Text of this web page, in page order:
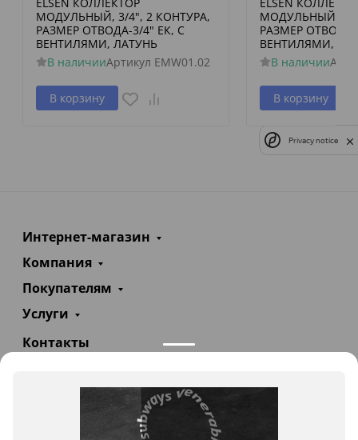
ELSEN КОЛЛЕКТОР
МОДУЛЬНЫЙ, 3/4", 2 КОНТУРА,
РАЗМЕР ОТВОДА-3/4" ЕК, С
ВЕНТИЛЯМИ, ЛАТУНЬ
В наличииАртикул EMW01.02
В корзину
ELSEN
МОДУЛЬНЫЙ, 3/
РАЗМЕР ОТВОДА-
ВЕНТИЛЯМИ,
В наличии
В корзину
Интернет-магазин
Компания
Покупателям
Услуги
Контакты
info@teploexpert.com
Пн—Сб 09:00 – 18:00
Privacy notice